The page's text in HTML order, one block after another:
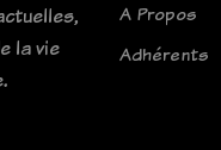
la vie
A Propos
Adhérents